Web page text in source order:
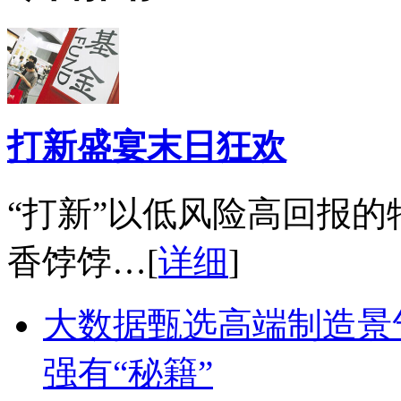
打新盛宴末日狂欢
“打新”以低风险高回报
香饽饽…[详细]
大数据甄选高端制造
强有“秘籍”